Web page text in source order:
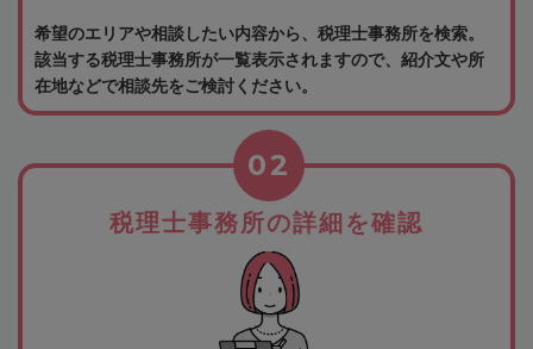
希望のエリアや相談したい内容から、税理士事務所を検索。
該当する税理士事務所が一覧表示されますので、紹介文や所
在地などで相談先をご検討ください。
税理士事務所の詳細を確認
02